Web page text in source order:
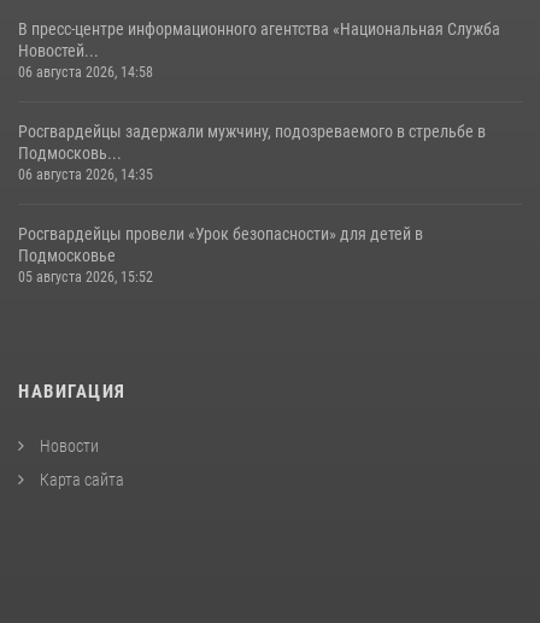
В пресс-центре информационного агентства «Национальная Служба
Новостей...
06 августа 2026, 14:58
Росгвардейцы задержали мужчину, подозреваемого в стрельбе в
Подмосковь...
06 августа 2026, 14:35
Росгвардейцы провели «Урок безопасности» для детей в
Подмосковье
05 августа 2026, 15:52
НАВИГАЦИЯ
Новости
Карта сайта